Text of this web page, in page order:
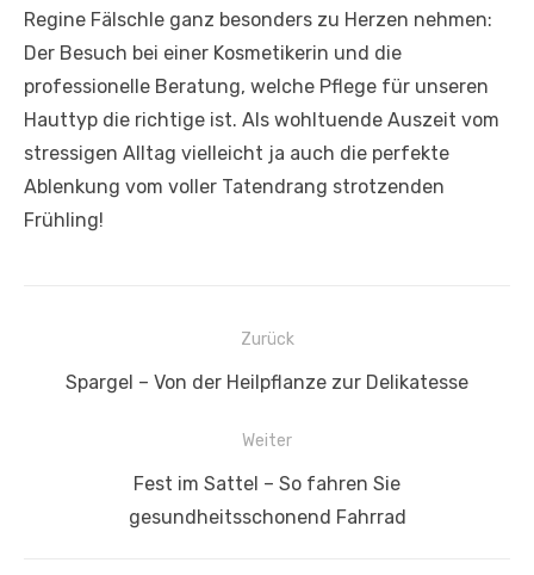
Regine Fälschle ganz besonders zu Herzen nehmen:
Der Besuch bei einer Kosmetikerin und die
professionelle Beratung, welche Pflege für unseren
Hauttyp die richtige ist. Als wohltuende Auszeit vom
stressigen Alltag vielleicht ja auch die perfekte
Ablenkung vom voller Tatendrang strotzenden
Frühling!
Navigation
Zurück
Vorheriger
Spargel – Von der Heilpflanze zur Delikatesse
Weiter
Fest im Sattel – So fahren Sie
gesundheitsschonend Fahrrad